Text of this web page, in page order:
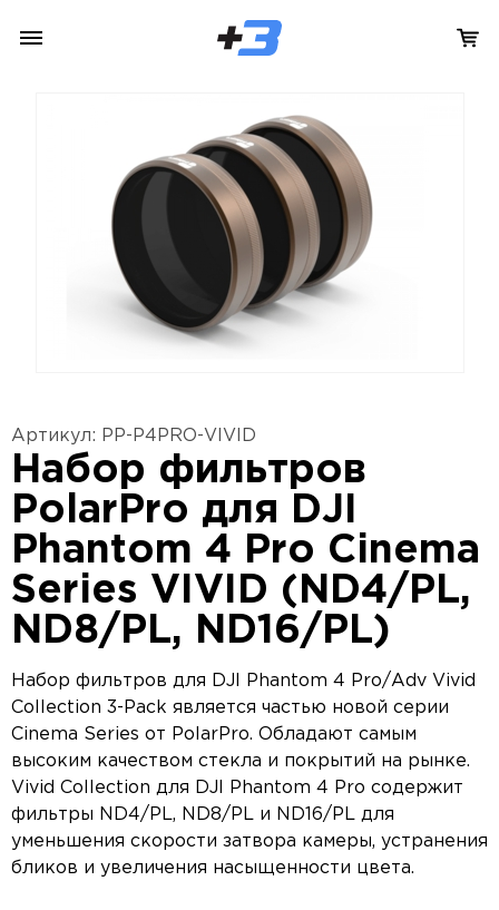
Артикул: PP-P4PRO-VIVID
Набор фильтров
PolarPro для DJI
Phantom 4 Pro Cinema
Series VIVID (ND4/PL,
ND8/PL, ND16/PL)
Набор фильтров для DJI Phantom 4 Pro/Adv Vivid
Collection 3-Pack является частью новой серии
Cinema Series от PolarPro. Обладают самым
высоким качеством стекла и покрытий на рынке.
Vivid Collection для DJI Phantom 4 Pro содержит
фильтры ND4/PL, ND8/PL и ND16/PL для
уменьшения скорости затвора камеры, устранения
бликов и увеличения насыщенности цвета.